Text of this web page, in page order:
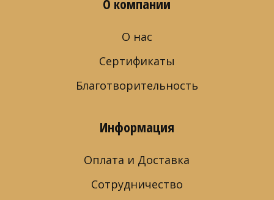
О нас
Сертификаты
Благотворительность
Информация
Оплата и Доставка
Сотрудничество